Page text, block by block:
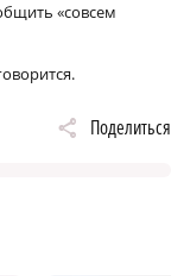
«совсем
Поделиться